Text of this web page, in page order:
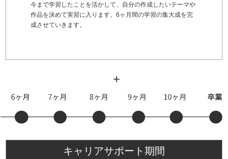
今まで学習したことを活かして、自分の作成したいテーマや
作品を決めて実習に入ります。6ヶ月間の学習の集大成を完
成させていきます。
キャリアサポート期間